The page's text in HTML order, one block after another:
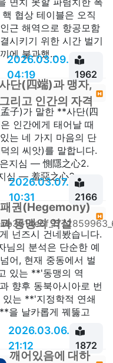
핵 협상 테이블은 오직
근 해역으로 항공모함
시키기 위한 시간 벌기
에 불과했...
2026.03.09.
04:19
1962
단(四端)과 맹자,
그리고 인간의 자격
子)가 말한 **사단(四
인간에게 태어날 때
는 네 가지 마음의 단
의 씨앗)를 말합니다.
지심 — 惻隱之心2.
심 — 羞惡之心3. ...
2026.03.07.
10:31
2166
패권(Hegemony)
과 동맹의 역설
넌즈시 건네봤습니다.
님의 분석은 단순한 예
어, 현재 중동에서 벌
있는 **'동맹의 역
향후 동북아시아로 번
있는 **'지정학적 연쇄
을 날카롭게 꿰뚫고
2026.03.06.
21:12
1872
깨어있음에 대하